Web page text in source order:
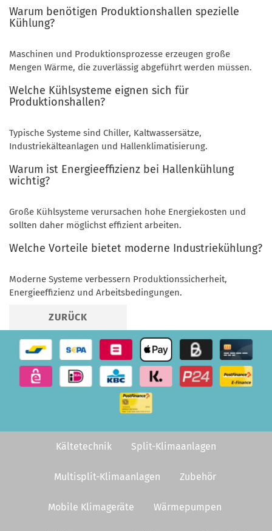
Warum benötigen Produktionshallen spezielle
Kühlung?
Maschinen und Produktionsprozesse erzeugen große
Mengen Wärme, die zuverlässig abgeführt werden müssen.
Welche Kühlsysteme eignen sich für
Produktionshallen?
Typische Systeme sind Chiller, Kaltwassersätze,
Industriekälteanlagen und Hallenklimatisierung.
Warum ist Energieeffizienz bei Hallenkühlung
wichtig?
Große Kühlsysteme verursachen hohe Energiekosten und
sollten daher möglichst effizient arbeiten.
Welche Vorteile bietet moderne Industriekühlung?
Moderne Systeme verbessern Produktionssicherheit,
Energieeffizienz und Arbeitsbedingungen.
ZURÜCK
Kältetechnik Split-Klimaanlagen
Multisplit-Klimaanlagen Zubehör
Mobile Klimageräte Wärmepumpen